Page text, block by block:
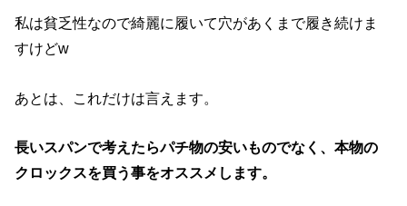
私は貧乏性なので綺麗に履いて穴があくまで履き続けま
すけどw
あとは、これだけは言えます。
長いスパンで考えたらパチ物の安いものでなく、本物の
クロックスを買う事をオススメします。